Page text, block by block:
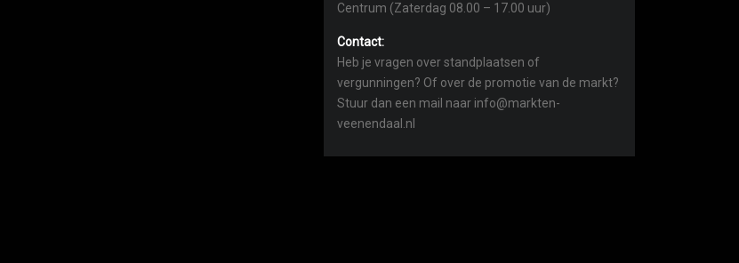
Centrum (Zaterdag 08.00 – 17.00 uur)
Contact:
Heb je vragen over standplaatsen of
vergunningen? Of over de promotie van de markt?
Stuur dan een mail naar info@markten-
veenendaal.nl